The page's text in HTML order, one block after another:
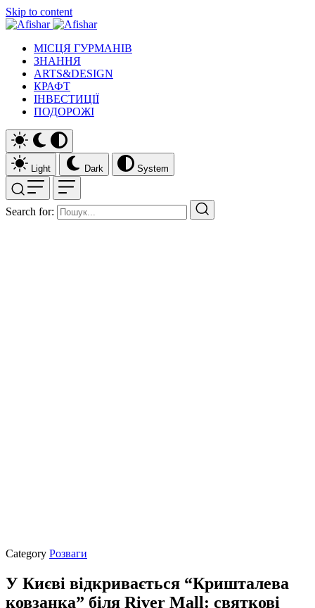
Skip to content
МІСЦЯ ГУРМАНІВ
ЗНАННЯ
ARTS&DESIGN
КРАФТ
ІНВЕСТИЦІЇ
ПОДОРОЖІ
Light Dark System
Search for:
Category Розваги
У Києві відкривається “Кришталева
ковзанка” біля River Mall: святкові